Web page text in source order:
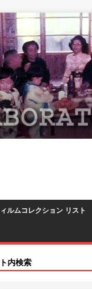
ルムコレクション リスト
内検索